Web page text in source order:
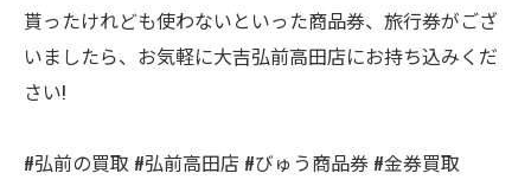
貰ったけれども使わないといった商品券、旅行券がござ
いましたら、お気軽に大吉弘前高田店にお持ち込みくだ
さい!
#弘前の買取 #弘前高田店 #びゅう商品券 #金券買取